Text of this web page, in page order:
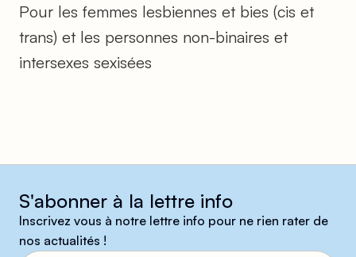
Pour les femmes lesbiennes et bies (cis et
trans) et les personnes non-binaires et
intersexes sexisées
S'abonner à la lettre info
Inscrivez vous à notre lettre info pour ne rien rater de
nos actualités !